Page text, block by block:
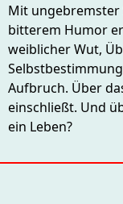
Mit ungebremster
bitterem Humor
weiblicher Wut,
Aufbruch. Über
einschließt. Und
ein Leben?